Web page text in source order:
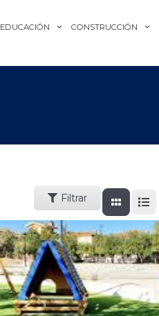
EDUCACIÓN CONSTRUCCIÓN
Filtrar